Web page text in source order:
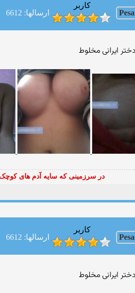
کاربر
ارسالها: 6612
ایرانی مخلوط
در سرزمینی که سایه آدم های
کاربر
ارسالها: 6612
ایرانی مخلوط